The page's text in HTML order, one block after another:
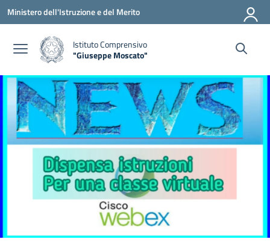
Vai ai contenuti
Vai al menu di navigazione
Vai al footer
Ministero dell'Istruzione e del Merito
Istituto Comprensivo
"Giuseppe Moscato"